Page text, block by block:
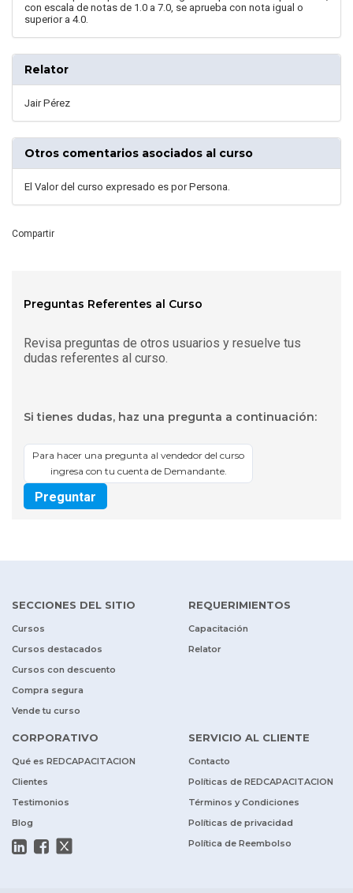
con escala de notas de 1.0 a 7.0, se aprueba con nota igual o
superior a 4.0.
Relator
Jair Pérez
Otros comentarios asociados al curso
El Valor del curso expresado es por Persona.
Compartir
Preguntas Referentes al Curso
Revisa preguntas de otros usuarios y resuelve tus
dudas referentes al curso.
Si tienes dudas, haz una pregunta a continuación:
Para hacer una pregunta al vendedor del curso
ingresa con tu cuenta de Demandante.
Preguntar
SECCIONES DEL SITIO
Cursos
Cursos destacados
Cursos con descuento
Compra segura
Vende tu curso
REQUERIMIENTOS
Capacitación
Relator
CORPORATIVO
Qué es REDCAPACITACION
Clientes
Testimonios
Blog
SERVICIO AL CLIENTE
Contacto
Políticas de REDCAPACITACION
Términos y Condiciones
Políticas de privacidad
Política de Reembolso